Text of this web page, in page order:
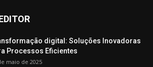
digital: Soluções Inovadoras
Processos Eficientes
maio de 2025